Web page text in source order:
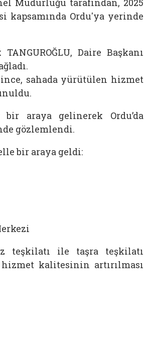
kapsamında Ordu'ya yerinde
Daire Başkanı
sahada yürütülen hizmet
bir araya gelinerek Ordu’da
gözlemlendi.
bir araya geldi:
teşkilatı ile taşra teşkilatı
kalitesinin artırılması